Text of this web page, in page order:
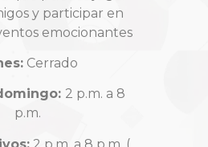
y participar en
emocionantes
Cerrado
2 p.m. a 8
p.m.